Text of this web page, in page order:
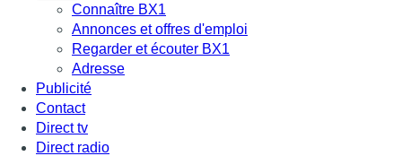
Connaître BX1
Annonces et offres d'emploi
Regarder et écouter BX1
Adresse
Publicité
Contact
Direct tv
Direct radio